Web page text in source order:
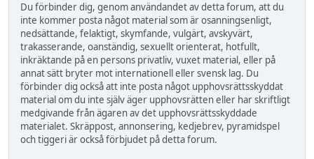
Du förbinder dig, genom användandet av detta forum, att du
inte kommer posta något material som är osanningsenligt,
nedsättande, felaktigt, skymfande, vulgärt, avskyvärt,
trakasserande, oanständig, sexuellt orienterat, hotfullt,
inkräktande på en persons privatliv, vuxet material, eller på
annat sätt bryter mot internationell eller svensk lag. Du
förbinder dig också att inte posta något upphovsrättsskyddat
material om du inte själv äger upphovsrätten eller har skriftligt
medgivande från ägaren av det upphovsrättsskyddade
materialet. Skräppost, annonsering, kedjebrev, pyramidspel
och tiggeri är också förbjudet på detta forum.